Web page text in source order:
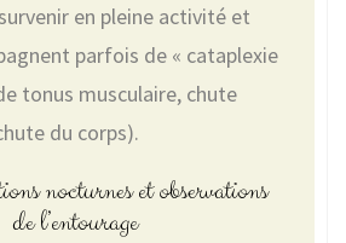
en pleine activité et
parfois de « cataplexie
tonus musculaire, chute
du corps).
nocturnes et observations
de l’entourage